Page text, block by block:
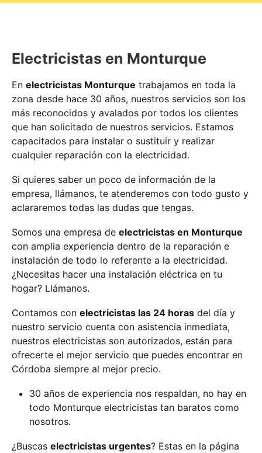
Electricistas en Monturque
En electricistas Monturque trabajamos en toda la
zona desde hace 30 años, nuestros servicios son los
más reconocidos y avalados por todos los clientes
que han solicitado de nuestros servicios. Estamos
capacitados para instalar o sustituir y realizar
cualquier reparación con la electricidad.
Si quieres saber un poco de información de la
empresa, llámanos, te atenderemos con todo gusto y
aclararemos todas las dudas que tengas.
Somos una empresa de electricistas en Monturque
con amplia experiencia dentro de la reparación e
instalación de todo lo referente a la electricidad.
¿Necesitas hacer una instalación eléctrica en tu
hogar? Llámanos.
Contamos con electricistas las 24 horas del día y
nuestro servicio cuenta con asistencia inmediata,
nuestros electricistas son autorizados, están para
ofrecerte el mejor servicio que puedes encontrar en
Córdoba siempre al mejor precio.
30 años de experiencia nos respaldan, no hay en
todo Monturque electricistas tan baratos como
nosotros.
¿Buscas electricistas urgentes? Estas en la página